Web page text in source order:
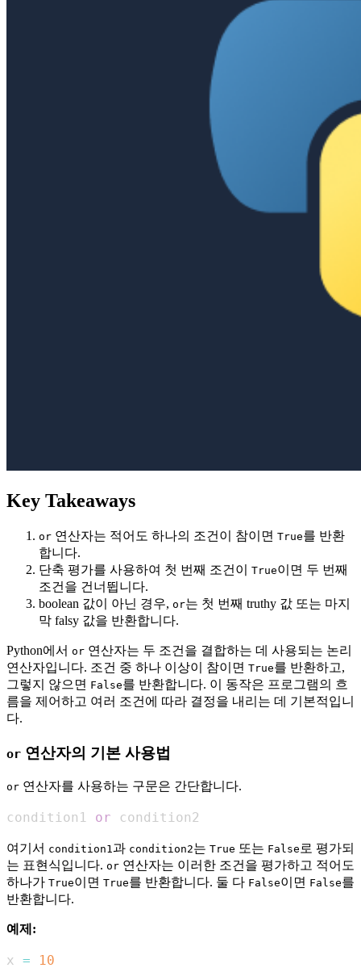
Key Takeaways
or 연산자는 적어도 하나의 조건이 참이면 True를 반환
합니다.
단축 평가를 사용하여 첫 번째 조건이 True이면 두 번째
조건을 건너뜁니다.
boolean 값이 아닌 경우, or는 첫 번째 truthy 값 또는 마지
막 falsy 값을 반환합니다.
Python에서 or 연산자는 두 조건을 결합하는 데 사용되는 논리
연산자입니다. 조건 중 하나 이상이 참이면 True를 반환하고,
그렇지 않으면 False를 반환합니다. 이 동작은 프로그램의 흐
름을 제어하고 여러 조건에 따라 결정을 내리는 데 기본적입니
다.
or 연산자의 기본 사용법
or 연산자를 사용하는 구문은 간단합니다.
condition1 or condition2
여기서 condition1과 condition2는 True 또는 False로 평가되
는 표현식입니다. or 연산자는 이러한 조건을 평가하고 적어도
하나가 True이면 True를 반환합니다. 둘 다 False이면 False를
반환합니다.
예제:
x =
10